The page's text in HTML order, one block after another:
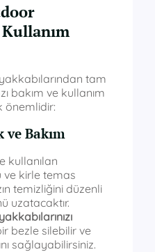
Kullanım
tam
bakım ve kullanım
önemlidir:
Bakım
kullanılan
ve kirle temas
temizliğini düzenli
uzatacaktır.
bezle silebilir ve
sağlayabilirsiniz.